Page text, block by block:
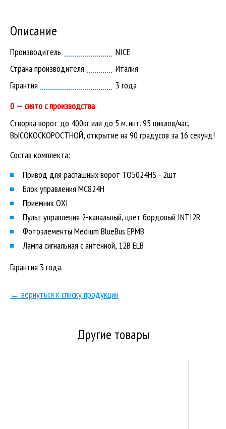
Описание
Производитель
NICE
Страна производителя
Италия
Гарантия
3 года
0 — снято с производства
Створка ворот до 400кг или до 5 м. инт. 95 циклов/час,
ВЫСОКОСКОРОСТНОЙ, открытие на 90 градусов за 16 секунд!
Состав комплекта:
Привод для распашных ворот TO5024HS - 2шт
Блок управления MC824H
Приемник OXI
Пульт управления 2-канальный, цвет бордовый INTI2R
Фотоэлементы Medium BlueBus EPMB
Лампа сигнальная с антенной, 12В ELB
Гарантия 3 года.
← вернуться к списку продукции
Другие товары